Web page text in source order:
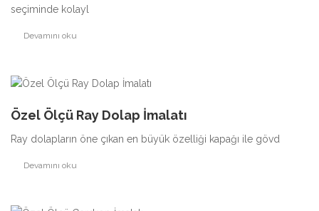
seçiminde kolayl
Devamını oku
Özel Ölçü Ray Dolap İmalatı
Ray dolapların öne çıkan en büyük özelliği kapağı ile gövd
Devamını oku